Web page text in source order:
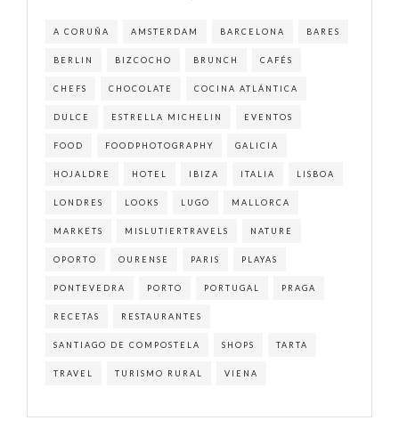
A CORUÑA AMSTERDAM BARCELONA BARES
BERLIN BIZCOCHO BRUNCH CAFÉS
CHEFS CHOCOLATE COCINA ATLÁNTICA
DULCE ESTRELLA MICHELIN EVENTOS
FOOD FOODPHOTOGRAPHY GALICIA
HOJALDRE HOTEL IBIZA ITALIA LISBOA
LONDRES LOOKS LUGO MALLORCA
MARKETS MISLUTIERTRAVELS NATURE
OPORTO OURENSE PARIS PLAYAS
PONTEVEDRA PORTO PORTUGAL PRAGA
RECETAS RESTAURANTES
SANTIAGO DE COMPOSTELA SHOPS TARTA
TRAVEL TURISMO RURAL VIENA